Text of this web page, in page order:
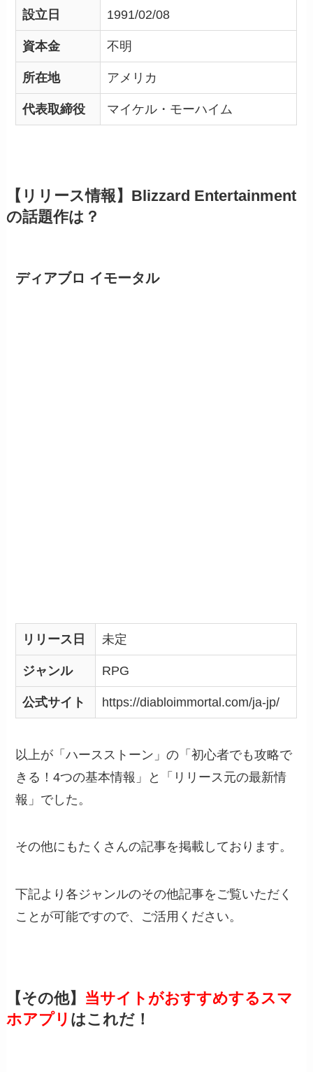
設立日 1991/02/08
資本金 不明
所在地 アメリカ
代表取締役 マイケル・モーハイム
【リリース情報】 Blizzard Entertainment
の話題作は？
ディアブロ イモータル
リリース日 未定
ジャンル RPG
公式サイト https://diabloimmortal.com/ja-jp/
以上が「ハースストーン」の「初心者でも攻略で
きる！4つの基本情報」と「リリース元の最新情
報」でした。
その他にもたくさんの記事を掲載しております。
下記より各ジャンルのその他記事をご覧いただく
ことが可能ですので、ご活用ください。
【その他】 当サイトがおすすめするスマ
ホアプリ はこれだ！